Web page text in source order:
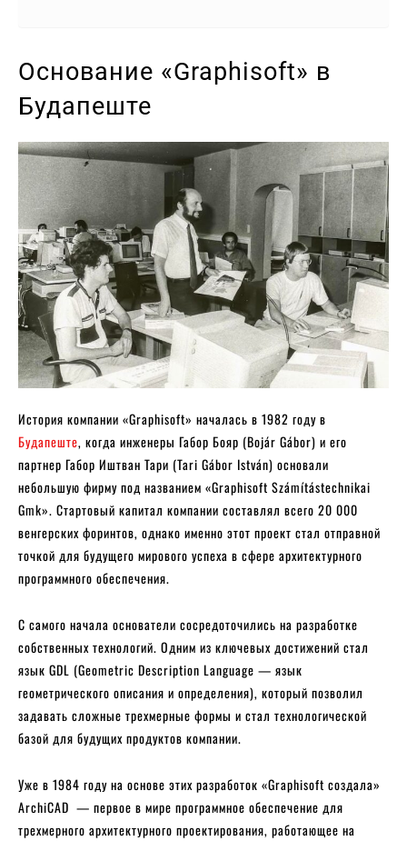
Основание «Graphisoft» в
Будапеште
История компании «Graphisoft» началась в 1982 году в
Будапеште, когда инженеры Габор Бояр (Bojár Gábor) и его
партнер Габор Иштван Тари (Tari Gábor István) основали
небольшую фирму под названием «Graphisoft Számítástechnikai
Gmk». Стартовый капитал компании составлял всего 20 000
венгерских форинтов, однако именно этот проект стал отправной
точкой для будущего мирового успеха в сфере архитектурного
программного обеспечения.
С самого начала основатели сосредоточились на разработке
собственных технологий. Одним из ключевых достижений стал
язык GDL (Geometric Description Language — язык
геометрического описания и определения), который позволил
задавать сложные трехмерные формы и стал технологической
базой для будущих продуктов компании.
Уже в 1984 году на основе этих разработок «Graphisoft создала»
ArchiCAD — первое в мире программное обеспечение для
трехмерного архитектурного проектирования, работающее на